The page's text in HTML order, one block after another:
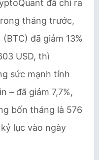
đã chỉ ra
tháng trước,
đã giảm 13%
USD, thì
sức mạnh tính
– đã giảm 7,7%,
bốn tháng là 576
lục vào ngày